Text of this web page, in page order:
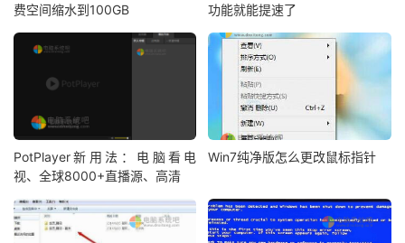
费空间缩水到100GB
功能就能提速了
PotPlayer新用法：电脑看电
视、全球8000+直播源、高清
Win7纯净版怎么更改鼠标指针